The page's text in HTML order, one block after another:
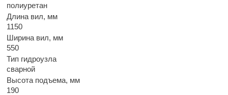
полиуретан
Длина вил, мм
1150
Ширина вил, мм
550
Тип гидроузла
сварной
Высота подъема, мм
190